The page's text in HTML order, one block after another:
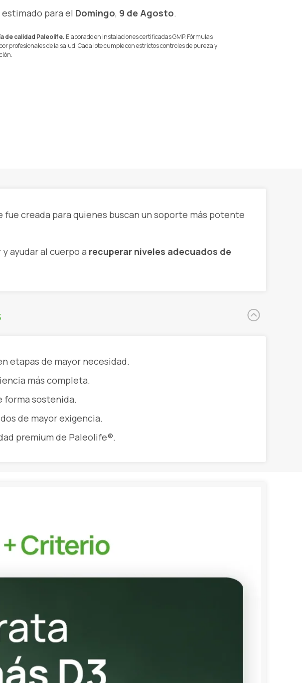
estimado para el Domingo, 9 de Agosto.
de calidad Paleolife. Elaborado en instalaciones certificadas GMP. Fórmulas
profesionales de la salud. Cada lote cumple con estrictos controles de pureza y
creada para quienes buscan un soporte más potente
ayudar al cuerpo a recuperar niveles adecuados de
etapas de mayor necesidad.
más completa.
forma sostenida.
de mayor exigencia.
premium de Paleolife®.